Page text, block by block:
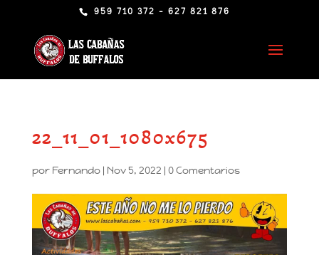
959 710 372 - 627 821 876
22_11_01_1080x675
por Fernando| Nov 5, 2022 | 0 Comentarios